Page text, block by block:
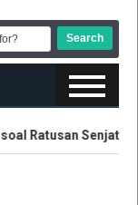
Ratusan Senjata